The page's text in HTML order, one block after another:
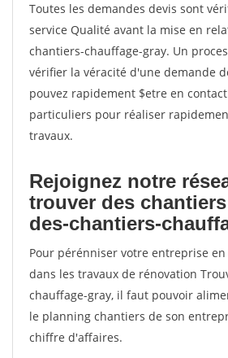
Toutes les demandes devis sont
service Qualité avant la mise en
chantiers-chauffage-gray. Un
vérifier la véracité d'une demande
pouvez rapidement $etre en contact
particuliers pour réaliser
travaux.
Rejoignez notre
trouver des
des-chantiers-
Pour pérénniser votre entreprise
dans les travaux de rénovation
chauffage-gray, il faut pouvoir
le planning chantiers de son
chiffre d'affaires.